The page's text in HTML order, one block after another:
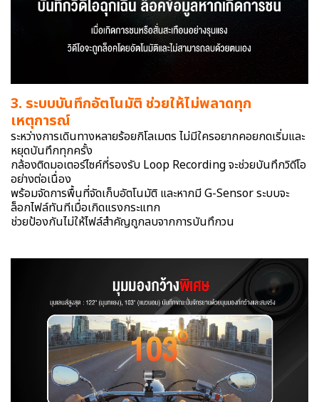
3. ระบบบันทึกอัตโนมัติ ช่วยให้ไม่พลาดทุก
เหตุการณ์
ระหว่างการเดินทางหลายร้อยกิโลเมตร ไม่มีใครอยากคอยกดเริ่มและ
หยุดบันทึกทุกครั้ง
กล้องติดมอเตอร์ไซค์ที่รองรับ Loop Recording จะช่วยบันทึกวิดีโอ
อย่างต่อเนื่อง
พร้อมจัดการพื้นที่จัดเก็บอัตโนมัติ และหากมี G-Sensor ระบบจะ
ล็อกไฟล์ทันทีเมื่อเกิดแรงกระแทก
ช่วยป้องกันไม่ให้ไฟล์สำคัญถูกลบจากการบันทึกวน